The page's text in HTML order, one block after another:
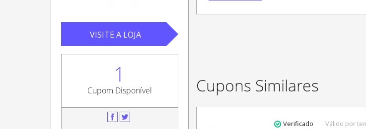
VISITE A LOJA
1
Cupom Disponível Cupons Similares
Verificado Válido por